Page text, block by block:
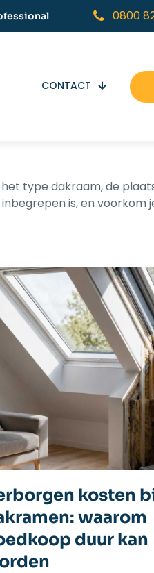
0800
CONTACT
type dakraam, de
is, en voorkom
kosten
waarom
duur kan